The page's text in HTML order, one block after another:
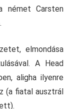
német Carsten
elmondása
A Head
aligha ilyenre
(a fiatal ausztrál